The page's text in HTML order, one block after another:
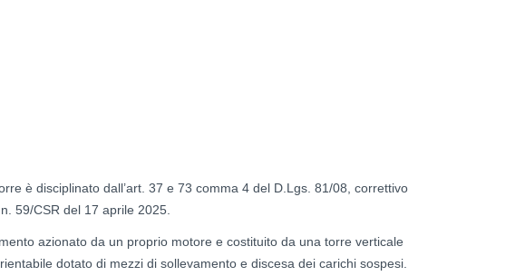
è disciplinato dall’art. 37 e 73 comma 4 del D.Lgs. 81/08, correttivo
59/CSR del 17 aprile 2025.
azionato da un proprio motore e costituito da una torre verticale
dotato di mezzi di sollevamento e discesa dei carichi sospesi.